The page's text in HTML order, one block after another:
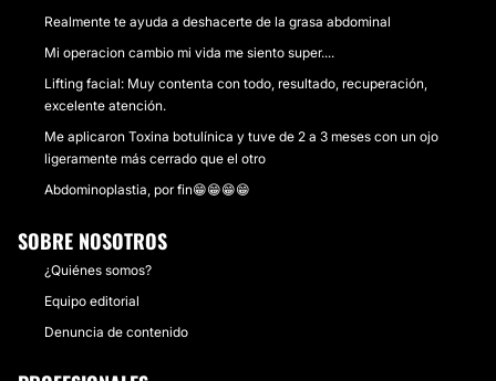
Realmente te ayuda a deshacerte de la grasa abdominal
Mi operacion cambio mi vida me siento super....
Lifting facial: Muy contenta con todo, resultado, recuperación,
excelente atención.
Me aplicaron Toxina botulínica y tuve de 2 a 3 meses con un ojo
ligeramente más cerrado que el otro
Abdominoplastia, por fin😁😁😁😁
SOBRE NOSOTROS
¿Quiénes somos?
Equipo editorial
Denuncia de contenido